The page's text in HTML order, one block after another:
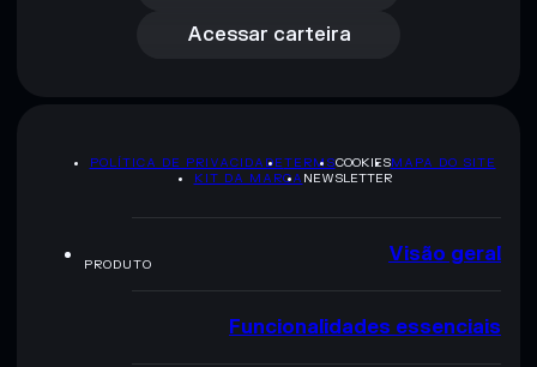
Acessar carteira
POLÍTICA DE PRIVACIDADETERMSCOOKIESMAPA DO SITE
KIT DA MARCA NEWSLETTER
PRODUTO Visão geral
Funcionalidades essenciais